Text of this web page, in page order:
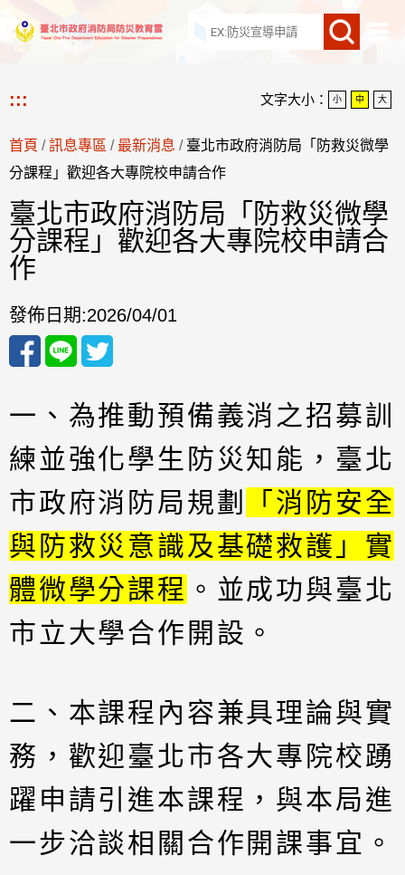
網站導覽
::: 文字大小： 小 中 大
首頁 /訊息專區 / 最新消息 / 臺北市政府消防局「防救災微學
分課程」歡迎各大專院校申請合作
臺北市政府消防局「防救災微學
分課程」歡迎各大專院校申請合
作
發佈日期:2026/04/01
一、為推動預備義消之招募訓
練並強化學生防災知能，臺北
市政府消防局規劃
「消防安全
與防救災意識及基礎救護」實
體微學分課程 。並成功與臺北
市立大學合作開設。
二、本課程內容兼具理論與實
務，歡迎臺北市各大專院校踴
躍申請引進本課程，與本局進
一步洽談相關合作開課事宜。